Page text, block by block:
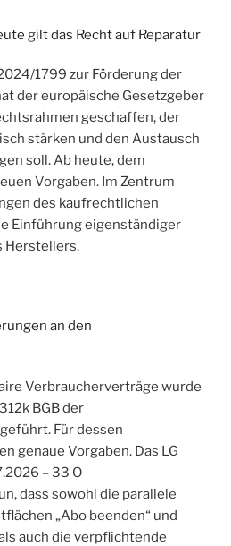
gilt das Recht auf Reparatur
1799 zur Förderung der
der europäische Gesetzgeber
geschaffen, der
stärken und den Austausch
soll. Ab heute, dem
Vorgaben. Im Zentrum
des kaufrechtlichen
Einführung eigenständiger
Herstellers.
an den
Verbraucherverträge wurde
BGB der
Für dessen
genaue Vorgaben. Das LG
– 33 O
dass sowohl die parallele
„Abo beenden“ und
auch die verpflichtende